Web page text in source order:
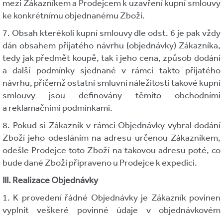
mezi Zákazníkem a Prodejcem k uzavření kupní smlouvy
ke konkrétnímu objednanému Zboží.
7. Obsah kterékoli kupní smlouvy dle odst. 6 je pak vždy
dán obsahem přijatého návrhu (objednávky) Zákazníka,
tedy jak předmět koupě, tak i jeho cena, způsob dodání
a další podmínky sjednané v rámci takto přijatého
návrhu, přičemž ostatní smluvní náležitosti takové kupní
smlouvy jsou definovány těmito obchodními
a reklamačními podmínkami.
8. Pokud si Zákazník v rámci Objednávky vybral dodání
Zboží jeho odesláním na adresu určenou Zákazníkem,
odešle Prodejce toto Zboží na takovou adresu poté, co
bude dané Zboží připraveno u Prodejce k expedici.
III. Realizace Objednávky
1. K provedení řádné Objednávky je Zákazník povinen
vyplnit veškeré povinné údaje v objednávkovém